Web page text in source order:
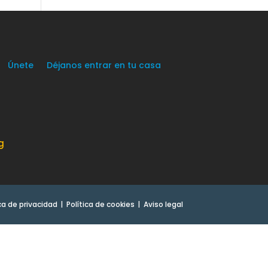
Únete Déjanos entrar en tu casa
de privacidad Política de cookies Aviso legal